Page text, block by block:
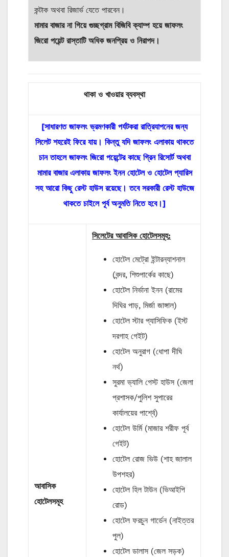
কন্টাক অথবা রিজার্ভ যেতে পারবেন।
মামার বাজার না গিয়ে গুচ্ছগ্রাম বিজিবি ক্যাম্প হয়ে জাফলং
জিরো পয়েন্ট রাস্তাটি অধিক জনপ্রিয় ও নিরাপদ।
থাকা ও খাওয়ার ব্যবস্থা
[সাধারণত জাফলং ভ্রমণকারী পর্যটকরা রাত্রিযাপনের জন্য
সিলেট শহরেই ফিরে যায়। কিন্তু যদি জাফলং এলাকায় থাকতে
চান তাহলে জাফলং জিরো পয়েন্টের কাছে গ্রিন রিসোর্ট অথবা
মামার বাজার এলাকায় জাফলং ইনন হোটেল ও হোটেল প্যারিস
সহ আরো কিছু রেস্ট হাউস রয়েছে। তবে সরকারী রেস্ট হাউজে
থাকতে চাইলে পূর্ব অনুমতি নিতে হবে।]
আবাসিক
হোটেলসমূহ
সিলেটের আবাসিক হোটেলসমূহ:
হোটেল মেট্রো ইন্টারন্যাশনাল
(বন্দর, শিশুপার্কের কাছে)
হোটেল নির্ভানা ইনন (রামের
দিঘির পাড়, মির্জা জাঙ্গাল)
হোটেল স্টার প্যাসিফিক (ইস্ট
দরগাহ গেইট)
হোটেল অনুরাগ (ধোপা দীঘি
নর্থ)
সুরমা ভ্যালি গেস্ট হাউস (জেলা
প্রশাসক/পুলিশ সুপারের
কার্যালয়ের পার্শ্বে)
হোটেল উর্মি (মাজার শরীফ পূর্ব
গেইট)
হোটেল রোজ ভিউ (শাহ জালাল
উপশহর)
হোটেল হিল টাউন (ভিআইপি
রোড)
হোটেল ফরচুন গার্ডেন (নাইত্তর
পুল)
হোটেল ডালাস (জেল সড়ক)